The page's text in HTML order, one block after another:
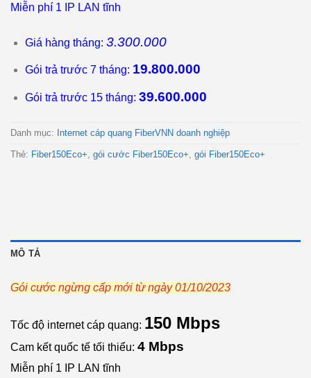
Miễn phí 1 IP LAN tĩnh
Giá hàng tháng: 3.300.000
Gói trả trước 7 tháng: 19.800.000
Gói trả trước 15 tháng: 39.600.000
Danh mục: Internet cáp quang FiberVNN doanh nghiệp
Thẻ: Fiber150Eco+ gói cước Fiber150Eco+ gói Fiber150Eco+
MÔ TẢ
Gói cước ngừng cấp mới từ ngày 01/10/2023
Tốc độ internet cáp quang: 150 Mbps
Cam kết quốc tế tối thiểu: 4 Mbps
Miễn phí 1 IP LAN tĩnh